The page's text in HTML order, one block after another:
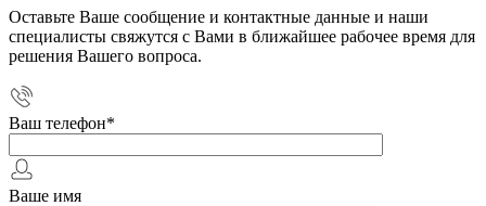
Оставьте Ваше сообщение и контактные данные и наши
специалисты свяжутся с Вами в ближайшее рабочее время для
решения Вашего вопроса.
Ваш телефон*
Ваше имя